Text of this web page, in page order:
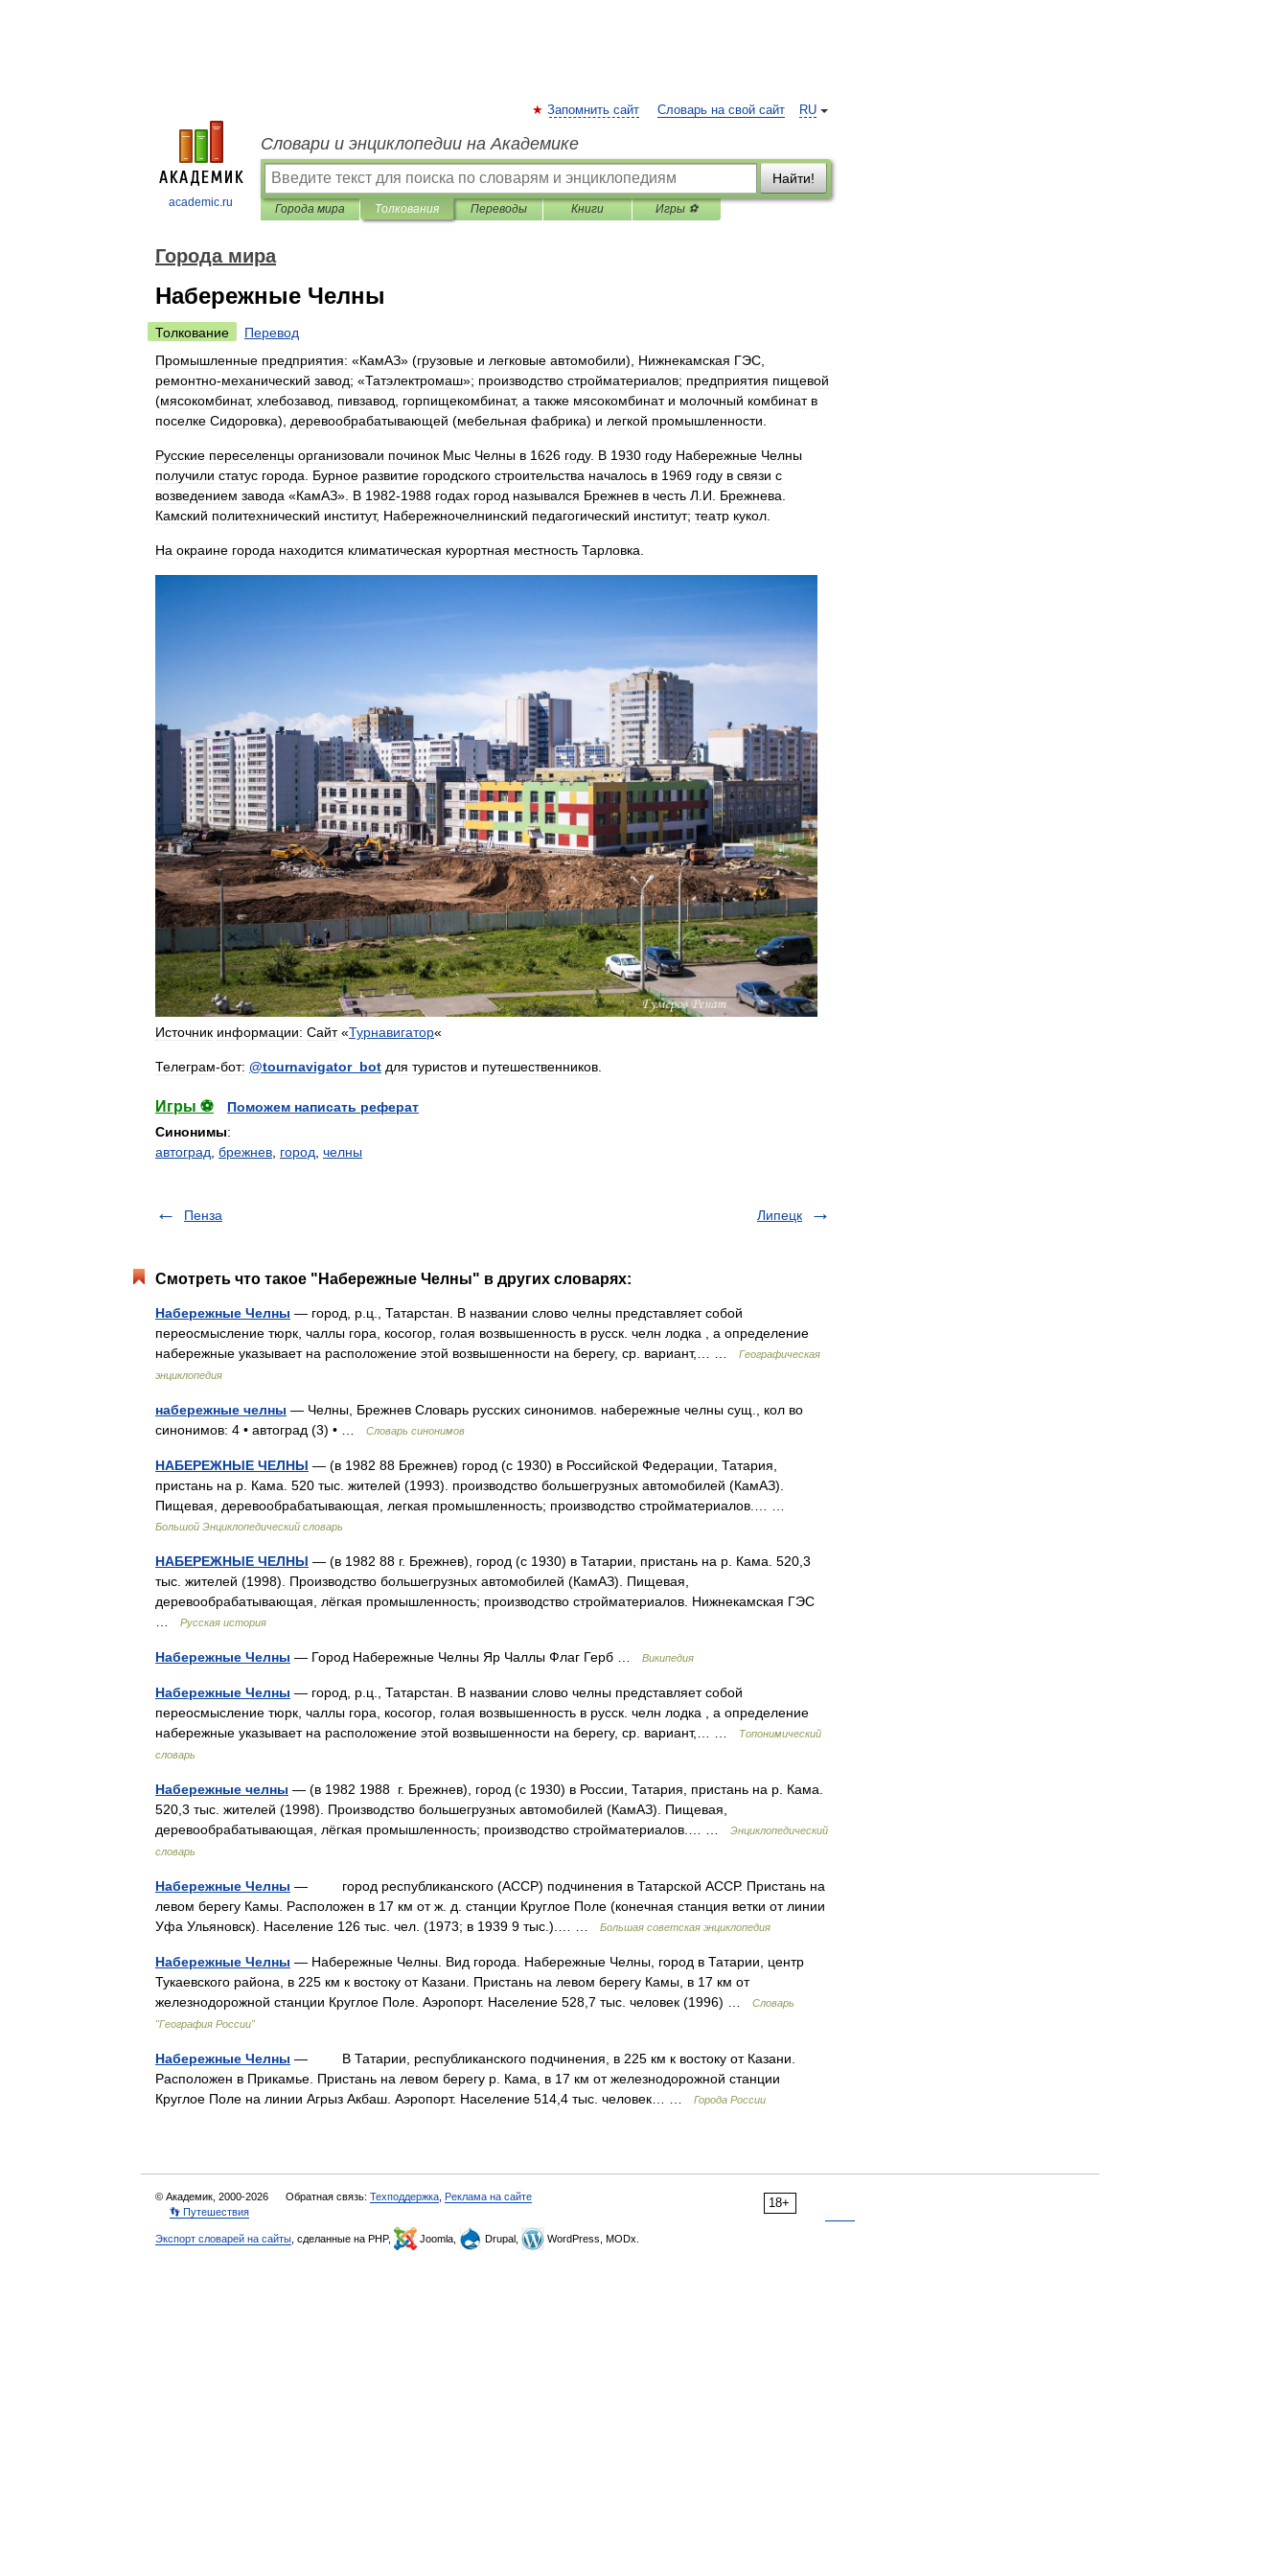
academic.ru
RU
Запомнить сайт Словарь на свой сайт
Словари и энциклопедии на Академике
Найти!
Города мира Толкования Переводы Книги Игры ⚽
Города мира
Набережные Челны
Толкование
Перевод
Промышленные предприятия: «КамАЗ» (грузовые и легковые автомобили), Нижнекамская ГЭС
ремонтно-механический завод; «Татэлектромаш»; производство стройматериалов; предприятия пищевой
(мясокомбинат, хлебозавод пивзавод горпищекомбинат, а также мясокомбинат и молочный комбинат в
поселке Сидоровка), деревообрабатывающей (мебельная фабрика) и легкой промышленности
Русские переселенцы организовали починок Мыс Челны в 1626 году. В 1930 году Набережные Челны
получили статус города Бурное развитие городского строительства началось в 1969 году в связи с
возведением завода «КамАЗ». В 1982-1988 годах город назывался Брежнев в честь Л И Брежнева
Камский политехнический институт, Набережночелнинский педагогический институт; театр кукол
На окраине города находится климатическая курортная местность Тарловка
Источник информации: Сайт«Турнавигатор«
Телеграм-бот: @tournavigator_ bot для туристов и путешественников
Игры ⚽
Поможем написать реферат
Синонимы:
автоград брежнев город челны
Пенза Липецк
Смотреть что такое "Набережные Челны" в других словарях:
Набережные Челны — город, р.ц., Татарстан. В названии слово челны представляет собой
переосмысление тюрк, чаллы гора, косогор, голая возвышенность в русск. челн лодка , а определение
набережные указывает на расположение этой возвышенности на берегу, ср. вариант,… …
Географическая
энциклопедия
набережные челны — Челны, Брежнев Словарь русских синонимов. набережные челны сущ., кол во
синонимов: 4 • автоград (3) • …
Словарь синонимов
НАБЕРЕЖНЫЕ ЧЕЛНЫ — (в 1982 88 Брежнев) город (с 1930) в Российской Федерации, Татария,
пристань на р. Кама. 520 тыс. жителей (1993). производство большегрузных автомобилей (КамАЗ).
Пищевая, деревообрабатывающая, легкая промышленность; производство стройматериалов.… …
Большой Энциклопедический словарь
НАБЕРЕЖНЫЕ ЧЕЛНЫ — (в 1982 88 г. Брежнев), город (с 1930) в Татарии, пристань на р. Кама. 520,3
тыс. жителей (1998). Производство большегрузных автомобилей (КамАЗ). Пищевая,
деревообрабатывающая, лёгкая промышленность; производство стройматериалов. Нижнекамская ГЭС
Русская история
Набережные Челны — Город Набережные Челны Яр Чаллы Флаг Герб … Википедия
Набережные Челны — город, р.ц., Татарстан. В названии слово челны представляет собой
переосмысление тюрк, чаллы гора, косогор, голая возвышенность в русск. челн лодка , а определение
набережные указывает на расположение этой возвышенности на берегу, ср. вариант,… …
Топонимический
словарь
Набережные челны — (в 1982 1988 г. Брежнев), город (с 1930) в России, Татария, пристань на р. Кама.
520,3 тыс. жителей (1998). Производство большегрузных автомобилей (КамАЗ). Пищевая,
деревообрабатывающая, лёгкая промышленность; производство стройматериалов.… …
Энциклопедический
словарь
Набережные Челны — город республиканского (АССР) подчинения в Татарской АССР. Пристань на
левом берегу Камы. Расположен в 17 км от ж. д. станции Круглое Поле (конечная станция ветки от линии
Уфа Ульяновск). Население 126 тыс. чел. (1973; в 1939 9 тыс.).… …
Большая советская энциклопедия
Набережные Челны — Набережные Челны. Вид города. Набережные Челны, город в Татарии, центр
Тукаевского района, в 225 км к востоку от Казани. Пристань на левом берегу Камы, в 17 км от
железнодорожной станции Круглое Поле. Аэропорт. Население 528,7 тыс. человек (1996) …
Словарь
"География России"
Набережные Челны — В Татарии, республиканского подчинения, в 225 км к востоку от Казани.
Расположен в Прикамье. Пристань на левом берегу р. Кама, в 17 км от железнодорожной станции
Круглое Поле на линии Агрыз Акбаш. Аэропорт. Население 514,4 тыс. человек… …
Города России
18+
© Академик, 2000-2026 Обратная связь: Техподдержка Реклама на сайте
👣 Путешествия
Экспорт словарей на сайты , сделанные на PHP, Joomla, Drupal, WordPress, MODx.